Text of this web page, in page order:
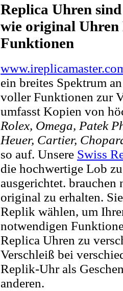
Replica Uhren
wie original Uhren
Funktionen
ein breites Spektrum
voller Funktionen zur
umfasst Kopien von
Rolex, Omega, Patek
Heuer, Cartier,
so auf. Unsere Swiss
die hochwertige Lob
ausgerichtet. brauchen
original zu erhalten.
Replik wählen, um
notwendigen
Replica Uhren zu
Verschleiß bei
Replik-Uhr als
anderen.